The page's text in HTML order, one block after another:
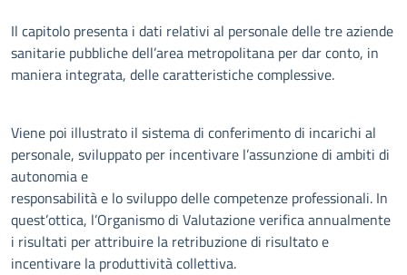
Descrizione
Il capitolo presenta i dati relativi al personale delle tre aziende
sanitarie pubbliche dell’area metropolitana per dar conto, in
maniera integrata, delle caratteristiche complessive.
Viene poi illustrato il sistema di conferimento di incarichi al
personale, sviluppato per incentivare l’assunzione di ambiti di
autonomia e
responsabilità e lo sviluppo delle competenze professionali. In
quest’ottica, l’Organismo di Valutazione verifica annualmente
i risultati per attribuire la retribuzione di risultato e
incentivare la produttività collettiva.